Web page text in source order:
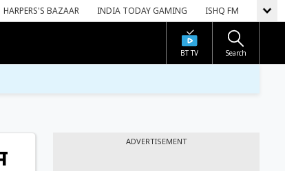
HARPERS'S BAZAAR INDIA TODAY GAMING ISHQ FM
BT TV Search
ADVERTISEMENT